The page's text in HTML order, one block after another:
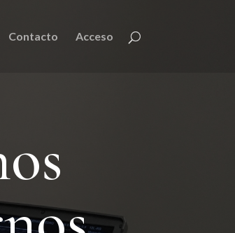
Contacto Acceso